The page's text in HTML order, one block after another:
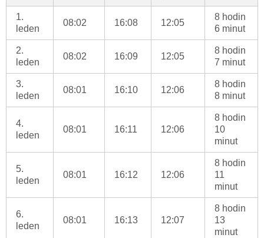
1.
leden
08:02 16:08 12:05
8 hodin
6 minut
2.
leden
08:02 16:09 12:05
8 hodin
7 minut
3.
leden
08:01 16:10 12:06
8 hodin
8 minut
4.
leden
08:01 16:11 12:06
8 hodin
10
minut
5.
leden
08:01 16:12 12:06
8 hodin
11
minut
6.
leden
08:01 16:13 12:07
8 hodin
13
minut